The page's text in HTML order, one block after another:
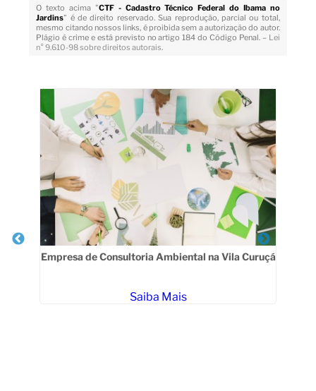
O texto acima "CTF - Cadastro Técnico Federal do Ibama no
Jardins" é de direito reservado. Sua reprodução, parcial ou total,
mesmo citando nossos links, é proibida sem a autorização do autor.
Plágio é crime e está previsto no artigo 184 do Código Penal. – Lei
n° 9.610-98 sobre direitos autorais.
Empresa de Consultoria Ambiental na Vila Curuçá
Saiba Mais